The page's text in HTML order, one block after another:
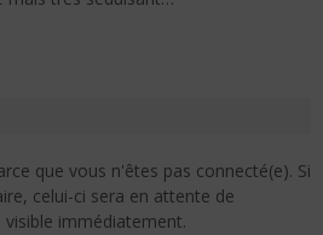
que vous n'êtes pas connecté(e). Si
celui-ci sera en attente de
immédiatement.